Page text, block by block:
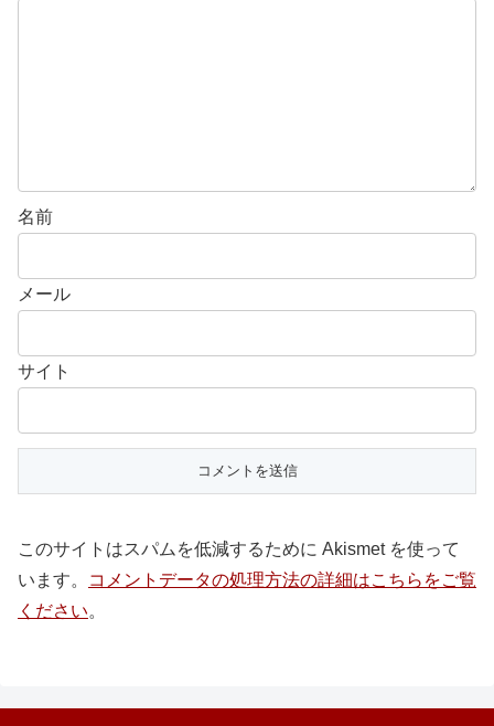
名前
メール
サイト
このサイトはスパムを低減するために Akismet を使って
います。
コメントデータの処理方法の詳細はこちらをご覧
ください。